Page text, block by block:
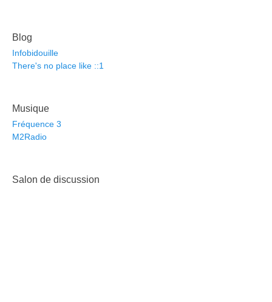
Blog
Infobidouille
There's no place like ::1
Musique
Fréquence 3
M2Radio
Salon de discussion